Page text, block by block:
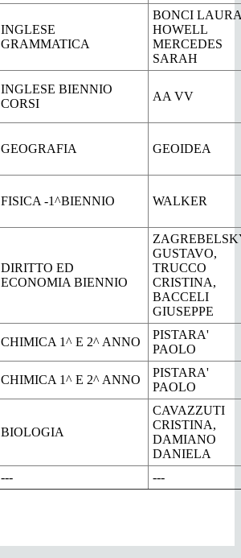
INGLESE
GRAMMATICA
BONCI
HOWELL
MERCEDES
SARAH
INGLESE BIENNIO
CORSI
AA VV
GEOGRAFIA GEOIDEA
FISICA -1^BIENNIO WALKER
DIRITTO ED
ECONOMIA BIENNIO
GUSTAVO,
TRUCCO
CRISTINA,
BACCELI
GIUSEPPE
CHIMICA 1^ E 2^ ANNO
PISTARA'
PAOLO
CHIMICA 1^ E 2^ ANNO
PISTARA'
PAOLO
BIOLOGIA
CAVAZZUTI
CRISTINA,
DAMIANO
DANIELA
--- ---